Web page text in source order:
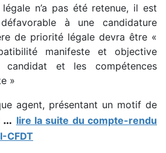
n’a pas été retenue, il est
à une candidature
de priorité légale devra être «
manifeste et objective
et les compétences
»
agent, présentant un motif de
… lire la suite du compte-rendu
CFDT